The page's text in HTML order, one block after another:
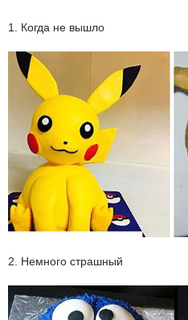
1. Когда не вышло
2. Немного страшный